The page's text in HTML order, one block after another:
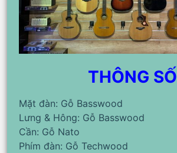
THÔNG SỐ
Mặt đàn: Gỗ Basswood
Lưng & Hông: Gỗ Basswood
Cần: Gỗ Nato
Phím đàn: Gỗ Techwood